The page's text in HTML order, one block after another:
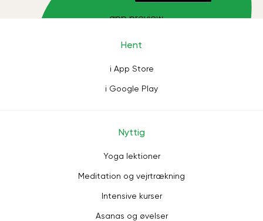
Hent
i App Store
i Google Play
Nyttig
Yoga lektioner
Meditation og vejrtrækning
Intensive kurser
Asanas og øvelser